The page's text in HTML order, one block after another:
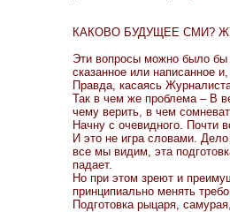
КАКОВО БУДУЩЕЕ СМИ?
Эти вопросы можно было бы
сказанное или написанное
Правда, касаясь
Так в чем же проблема – В
чему верить, в чем
Начну с очевидного. Почти
И это не игра словами.
все мы видим, эта
падает.
Но при этом зреют и
принципиально менять
Подготовка рыцаря,